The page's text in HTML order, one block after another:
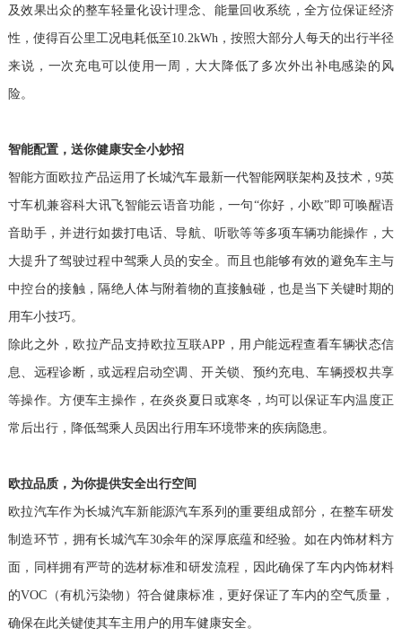
及效果出众的整车轻量化设计理念、能量回收系统，全方位保证经济
性，使得百公里工况电耗低至10.2kWh，按照大部分人每天的出行半径
来说，一次充电可以使用一周，大大降低了多次外出补电感染的风
险。
智能配置，送你健康安全小妙招
智能方面欧拉产品运用了长城汽车最新一代智能网联架构及技术，9英
寸车机兼容科大讯飞智能云语音功能，一句“你好，小欧”即可唤醒语
音助手，并进行如拨打电话、导航、听歌等等多项车辆功能操作，大
大提升了驾驶过程中驾乘人员的安全。而且也能够有效的避免车主与
中控台的接触，隔绝人体与附着物的直接触碰，也是当下关键时期的
用车小技巧。
除此之外， 欧拉产品支持欧拉互联APP，用户能远程查看车辆状态信
息、远程诊断，或远程启动空调、开关锁、预约充电、车辆授权共享
等操作。方便车主操作，在炎炎夏日或寒冬，均可以保证车内温度正
常后出行，降低驾乘人员因出行用车环境带来的疾病隐患。
欧拉品质，为你提供安全出行空间
欧拉汽车作为长城汽车新能源汽车系列的重要组成部分，在整车研发
制造环节，拥有长城汽车30余年的深厚底蕴和经验。如在内饰材料方
面，同样拥有严苛的选材标准和研发流程，因此确保了车内内饰材料
的VOC（有机污染物）符合健康标准，更好保证了车内的空气质量，
确保在此关键使其车主用户的用车健康安全。